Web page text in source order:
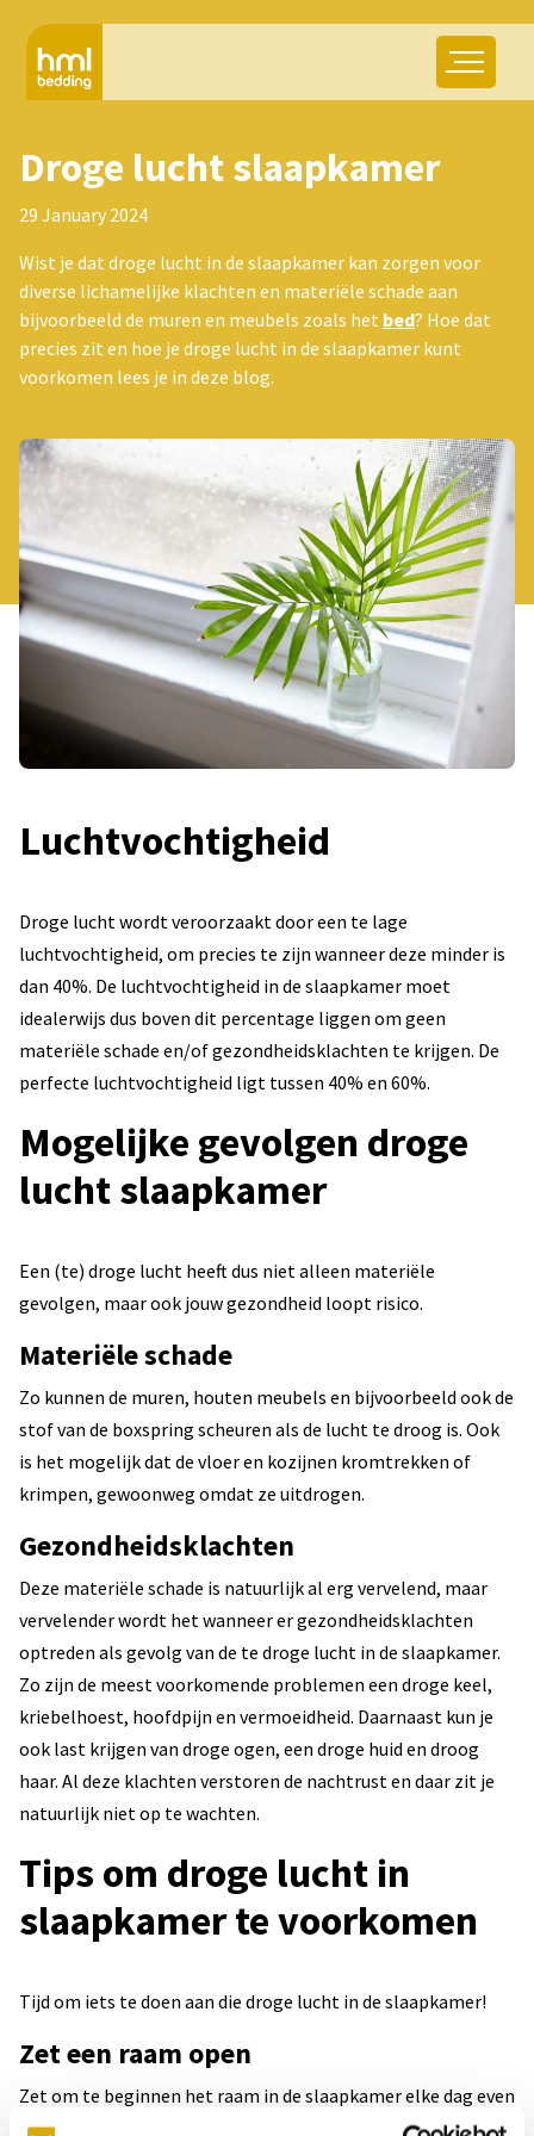
Droge lucht slaapkamer
29 January 2024
Wist je dat droge lucht in de slaapkamer kan zorgen voor
diverse lichamelijke klachten en materiële schade aan
bijvoorbeeld de muren en meubels zoals het bed? Hoe dat
precies zit en hoe je droge lucht in de slaapkamer kunt
voorkomen lees je in deze blog.
Luchtvochtigheid
Droge lucht wordt veroorzaakt door een te lage
luchtvochtigheid, om precies te zijn wanneer deze minder is
dan 40%. De luchtvochtigheid in de slaapkamer moet
idealerwijs dus boven dit percentage liggen om geen
materiële schade en/of gezondheidsklachten te krijgen. De
perfecte luchtvochtigheid ligt tussen 40% en 60%.
Mogelijke gevolgen droge
lucht slaapkamer
Een (te) droge lucht heeft dus niet alleen materiële
gevolgen, maar ook jouw gezondheid loopt risico.
Materiële schade
Zo kunnen de muren, houten meubels en bijvoorbeeld ook de
stof van de boxspring scheuren als de lucht te droog is. Ook
is het mogelijk dat de vloer en kozijnen kromtrekken of
krimpen, gewoonweg omdat ze uitdrogen.
Gezondheidsklachten
Deze materiële schade is natuurlijk al erg vervelend, maar
vervelender wordt het wanneer er gezondheidsklachten
optreden als gevolg van de te droge lucht in de slaapkamer.
Zo zijn de meest voorkomende problemen een droge keel,
kriebelhoest, hoofdpijn en vermoeidheid. Daarnaast kun je
ook last krijgen van droge ogen, een droge huid en droog
haar. Al deze klachten verstoren de nachtrust en daar zit je
natuurlijk niet op te wachten.
Tips om droge lucht in
slaapkamer te voorkomen
Tijd om iets te doen aan die droge lucht in de slaapkamer!
Zet een raam open
Zet om te beginnen het raam in de slaapkamer elke dag even
open, zeker tijdens natte winterdagen wanneer de